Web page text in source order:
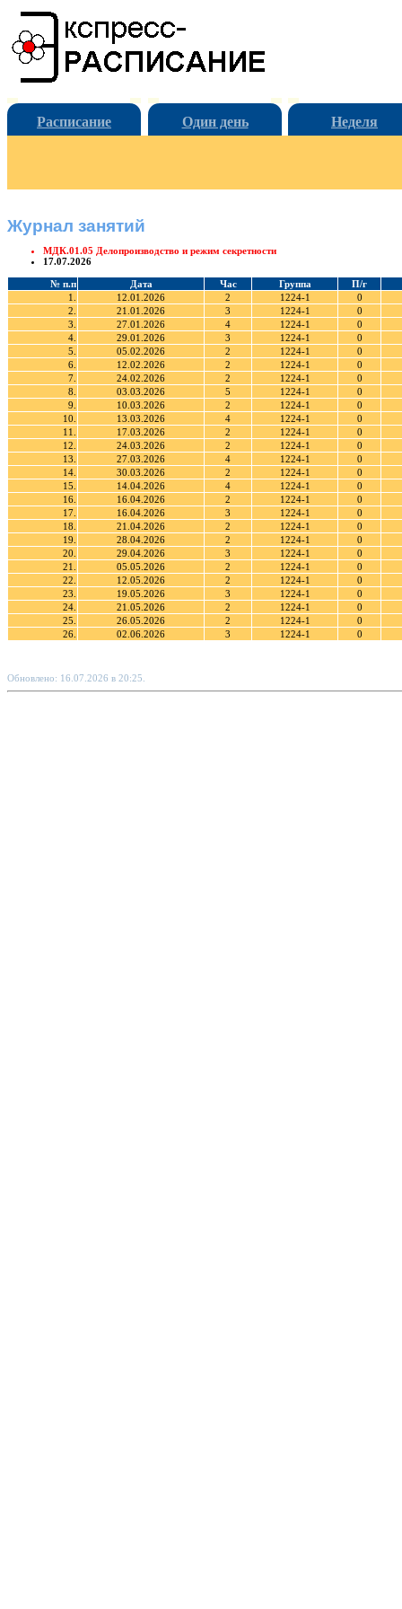
Расписание Один день Неделя
Журнал занятий
МДК.01.05 Делопроизводство и режим секретности
17.07.2026
№ п.п Дата Час Группа
П/г
1.
12.01.2026 2 1224-1
0
2.
21.01.2026 3 1224-1
0
3.
27.01.2026 4 1224-1
0
4.
29.01.2026 3 1224-1
0
5.
05.02.2026 2 1224-1
0
6.
12.02.2026 2 1224-1
0
7.
24.02.2026 2 1224-1
0
8.
03.03.2026 5 1224-1
0
9.
10.03.2026 2 1224-1
0
10.
13.03.2026 4 1224-1
0
11.
17.03.2026 2 1224-1
0
12.
24.03.2026 2 1224-1
0
13.
27.03.2026 4 1224-1
0
14.
30.03.2026 2 1224-1
0
15.
14.04.2026 4 1224-1
0
16.
16.04.2026 2 1224-1
0
17.
16.04.2026 3 1224-1
0
18.
21.04.2026 2 1224-1
0
19.
28.04.2026 2 1224-1
0
20.
29.04.2026 3 1224-1
0
21.
05.05.2026 2 1224-1
0
22.
12.05.2026 2 1224-1
0
23.
19.05.2026 3 1224-1
0
24.
21.05.2026 2 1224-1
0
25.
26.05.2026 2 1224-1
0
26.
02.06.2026 3 1224-1 0
Обновлено: 16.07.2026 в 20:25.